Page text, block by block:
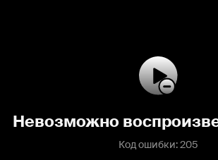
Невозможно
Код ошибки: 205